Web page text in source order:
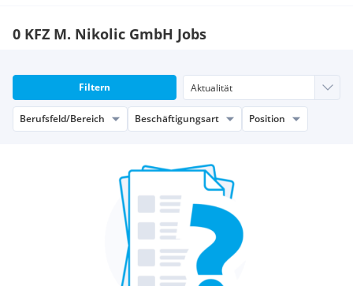
0 KFZ M. Nikolic GmbH Jobs
Filtern
Berufsfeld/Bereich Beschäftigungsart Position